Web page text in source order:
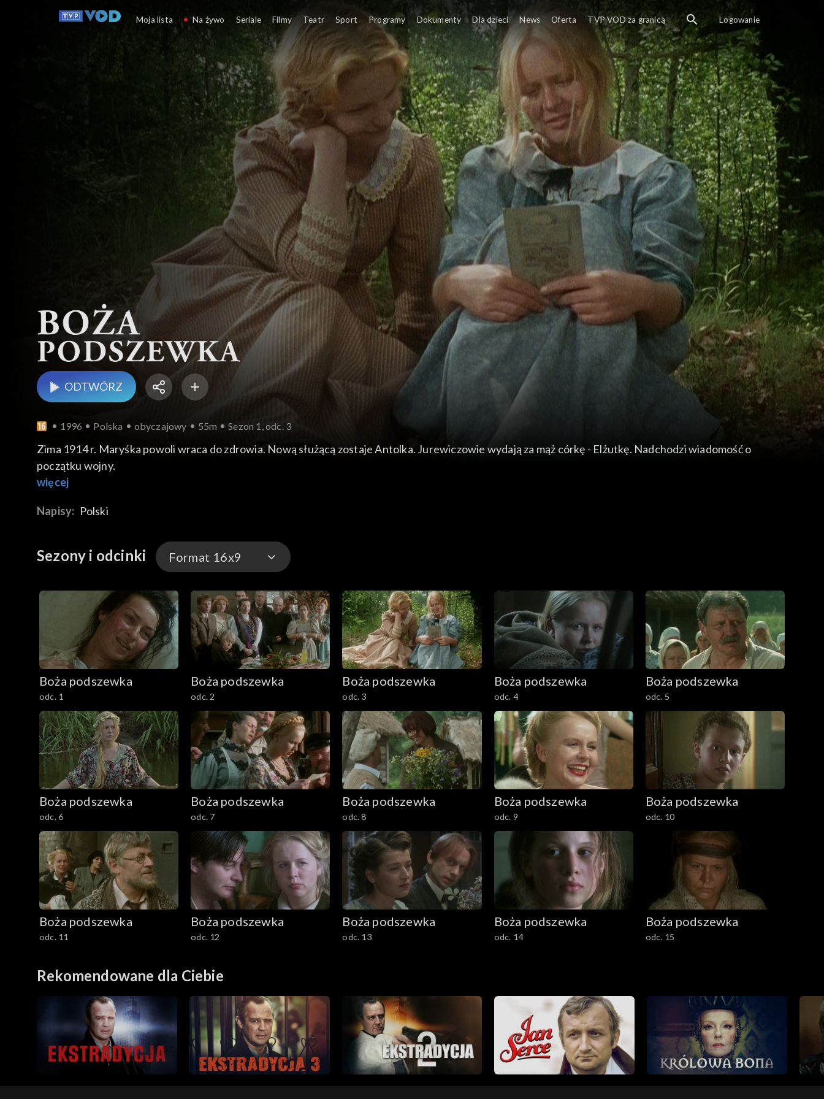
ODTWÓRZ
1996 Polska obyczajowy 55m Sezon 1, odc. 3
Zima 1914 r. Maryśka powoli wraca do zdrowia. Nową służącą zostaje Antolka. Jurewiczowie wydają za mąż córkę - Elżutkę. Nadchodzi wiadomość o
początku wojny.
więcej
Napisy: Polski
Sezony i odcinki Format 16x9
Format 16x9
Format oryginalny
Boża podszewka
odc. 1
Boża podszewka
odc. 2
Boża podszewka
odc. 3
Boża podszewka
odc. 4
Boża podszewka
odc. 5
Boża podszewka
odc. 6
Boża podszewka
odc. 7
Boża podszewka
odc. 8
Boża podszewka
odc. 9
Boża podszewka
odc. 10
Boża podszewka
odc. 11
Boża podszewka
odc. 12
Boża podszewka
odc. 13
Boża podszewka
odc. 14
Boża podszewka
odc. 15
Rekomendowane dla Ciebie
Moja lista Na żywo Seriale Filmy Teatr Sport Programy Dokumenty Dla dzieci News Oferta TVP VOD za granicą Logowanie